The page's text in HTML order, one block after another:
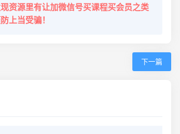
资源里有让加微信号买课程买会员之类
上当受骗！
下一篇